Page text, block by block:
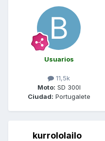
Usuarios
11,5k
Moto: SD 300I
Ciudad: Portugalete
kurrololailo